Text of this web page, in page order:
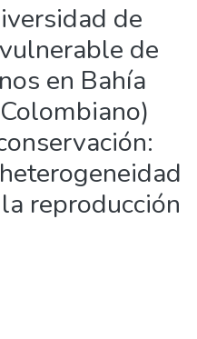
de
de
en Bahía
reproducción